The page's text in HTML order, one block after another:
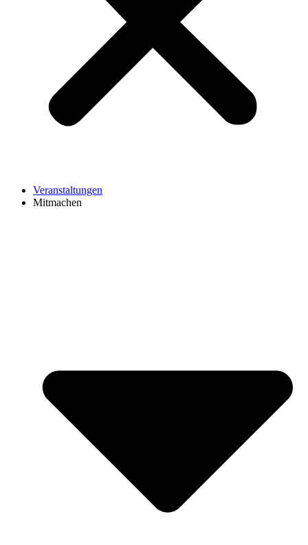
Veranstaltungen
Mitmachen